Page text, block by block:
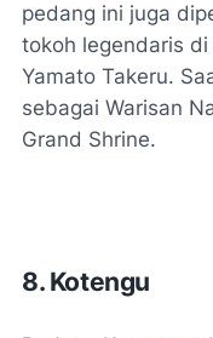
pedang ini juga
tokoh legendaris
Yamato Takeru.
sebagai Warisan
Grand Shrine.
8. Kotengu